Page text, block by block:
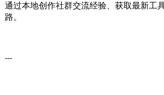
通过本地创作社群交流经验、获取最新工
路。
---